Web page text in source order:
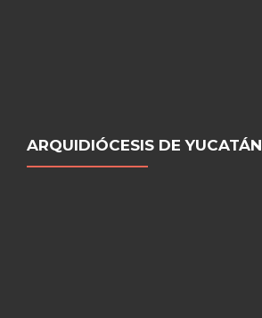
ARQUIDIÓCESIS DE YUCATÁN